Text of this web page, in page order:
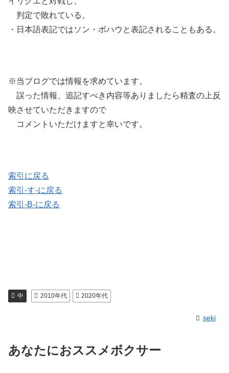
判定で敗れている。
・日本語表記ではソン・ボハウと表記されることもある。
※当ブログでは情報を求めています。
誤った情報、追記すべき内容等ありましたら精査の上反
映させていただきますので
コメントいただけますと幸いです。
索引に戻る
索引-す-に戻る
索引-B-に戻る
中 2010年代 2020年代
seki
あなたにおススメボクサー